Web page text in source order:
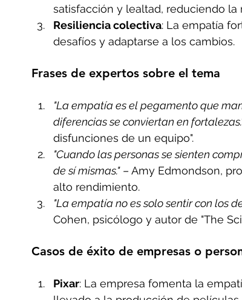
satisfacción y lealtad, reduciendo la
Resiliencia colectiva: La empatía
desafíos y adaptarse a los cambios.
Frases de expertos sobre el tema
"La empatía es el pegamento que
diferencias se conviertan en
disfunciones de un equipo".
"Cuando las personas se sienten
de sí mismas." – Amy Edmondson,
alto rendimiento.
"La empatía no es solo sentir con los
Cohen, psicólogo y autor de "The
Casos de éxito de empresas o
Pixar: La empresa fomenta la